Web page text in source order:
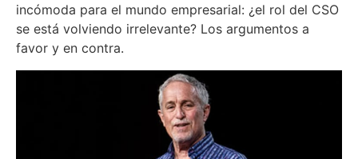
incómoda para el mundo empresarial: ¿el rol del CSO
se está volviendo irrelevante? Los argumentos a
favor y en contra.